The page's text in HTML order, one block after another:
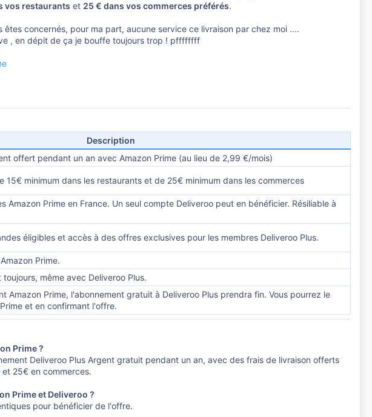
vos restaurants et 25 € dans vos commerces préférés.
êtes concernés, pour ma part, aucune service ce livraison par chez moi ....
, en dépit de ça je bouffe toujours trop ! pffffffff
Description
offert pendant un an avec Amazon Prime (au lieu de 2,99 €/mois)
15€ minimum dans les restaurants et de 25€ minimum dans les commerces
Amazon Prime en France. Un seul compte Deliveroo peut en bénéficier. Résiliable à
éligibles et accès à des offres exclusives pour les membres Deliveroo Plus.
Prime.
même avec Deliveroo Plus.
Amazon Prime, l'abonnement gratuit à Deliveroo Plus prendra fin. Vous pourrez le
et en confirmant l'offre.
Prime ?
Deliveroo Plus Argent gratuit pendant un an, avec des frais de livraison offerts
25€ en commerces.
Prime et Deliveroo ?
pour bénéficier de l'offre.